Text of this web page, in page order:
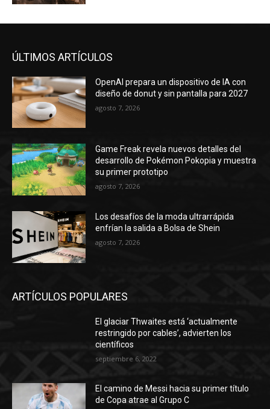
ÚLTIMOS ARTÍCULOS
OpenAI prepara un dispositivo de IA con
diseño de donut y sin pantalla para 2027
agosto 7, 2026
Game Freak revela nuevos detalles del
desarrollo de Pokémon Pokopia y muestra
su primer prototipo
agosto 7, 2026
Los desafíos de la moda ultrarrápida
enfrían la salida a Bolsa de Shein
agosto 7, 2026
ARTÍCULOS POPULARES
El glaciar Thwaites está ‘actualmente
restringido por cables’, advierten los
científicos
septiembre 6, 2022
El camino de Messi hacia su primer título
de Copa atrae al Grupo C